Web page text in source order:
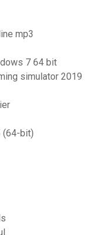
mp3
7 64 bit
simulator 2019
(64-bit)